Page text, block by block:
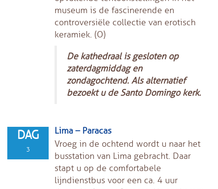
museum is de fascinerende en
controversiële collectie van erotisch
keramiek. (O)
De kathedraal is gesloten op
zaterdagmiddag en
zondagochtend. Als alternatief
bezoekt u de Santo Domingo kerk.
DAG
3
Lima – Paracas
Vroeg in de ochtend wordt u naar het
busstation van Lima gebracht. Daar
stapt u op de comfortabele
lijndienstbus voor een ca. 4 uur